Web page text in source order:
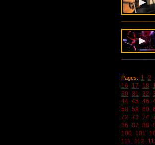
Pages: 1 2
16
17 18
30 31 32
44 45 46
58 59 60
72 73 74
86 87 88
100 101
111
112